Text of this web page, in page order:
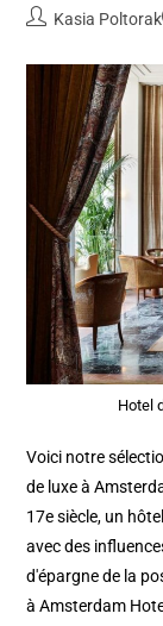
Kasia Poltorak
Hotel
Voici notre
de luxe à
17e siècle, un
avec des
d'épargne de la
à Amsterdam